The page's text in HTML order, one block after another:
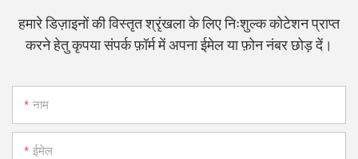
हमारे डिज़ाइनों की विस्तृत श्रृंखला के लिए निःशुल्क कोटेशन प्राप्त
करने हेतु कृपया संपर्क फ़ॉर्म में अपना ईमेल या फ़ोन नंबर छोड़ दें।
नाम
ईमेल